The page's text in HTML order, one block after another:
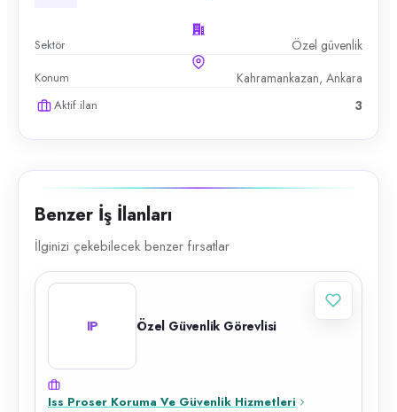
Sektör Özel güvenlik
Konum Kahramankazan, Ankara
Aktif ilan 3
Benzer İş İlanları
İlginizi çekebilecek benzer fırsatlar
IP Özel Güvenlik Görevlisi
Iss Proser Koruma Ve Güvenlik Hizmetleri